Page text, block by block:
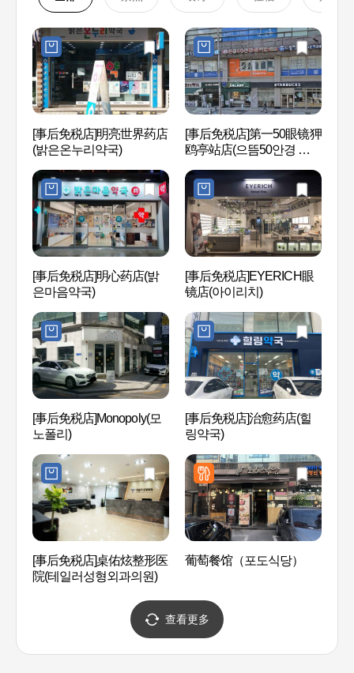
[事后免税店]明亮世界药店
(밝은온누리약국)
[事后免税店]第一50眼镜狎
鸥亭站店(으뜸50안경 압
[事后免税店]明心药店(밝
은마음약국)
[事后免税店]EYERICH眼
镜店(아이리치)
[事后免税店]Monopoly(모
노폴리)
[事后免税店]治愈药店(힐
링약국)
[事后免税店]桌佑炫整形医
院(테일러성형외과의원)
葡萄餐馆（포도식당）
查看更多